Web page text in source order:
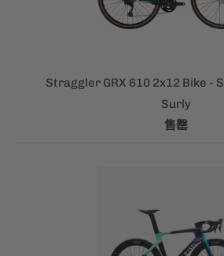
Straggler GRX 610 2x12 Bike -
Surly
售罄